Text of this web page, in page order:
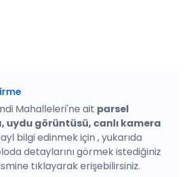
Mahalleleri'ne ait parsel
uydu görüntüsü, canlı kamera
bilgi edinmek için , yukarıda
detaylarını görmek istediğiniz
tıklayarak erişebilirsiniz.